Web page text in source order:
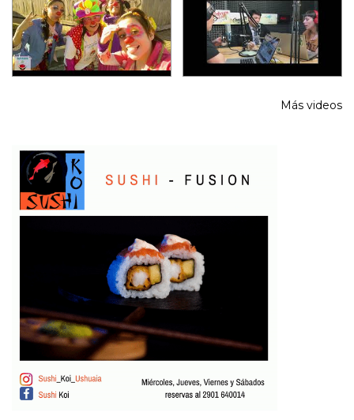
Más videos